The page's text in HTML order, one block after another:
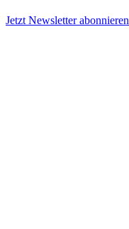
Jetzt Newsletter abonnieren